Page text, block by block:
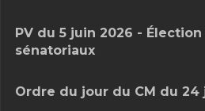
PV du 5 juin 2026 -
sénatoriaux
Ordre du jour du CM du 24